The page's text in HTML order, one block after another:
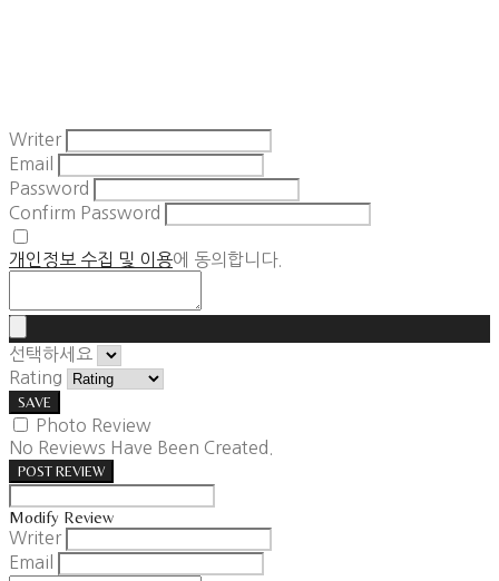
Writer
Email
Password
Confirm Password
개인정보 수집 및 이용에 동의합니다.
선택하세요
Rating
SAVE
Photo Review
No Reviews Have Been Created.
POST REVIEW
Modify Review
Writer
Email